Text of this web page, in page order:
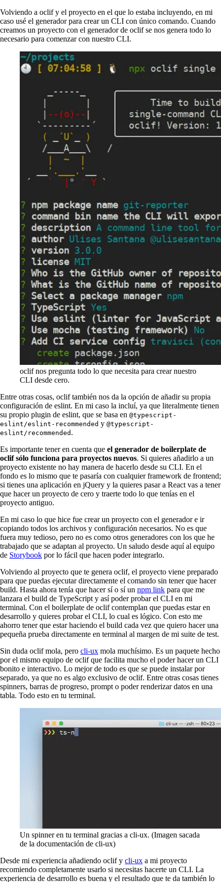
Volviendo a oclif y el proyecto en el que lo estaba incluyendo, en mi
caso usé el generador para crear un CLI con único comando. Cuando
creamos un proyecto con el generador de oclif se nos genera todo lo
necesario para comenzar con nuestro CLI.
oclif nos pregunta todo lo que necesita para crear nuestro
CLI desde cero.
Entre otras cosas, oclif también nos da la opción de añadir su propia
configuración de eslint. En mi caso la incluí, ya que literalmente tienen
su propio plugin de eslint, que se basa en @typescript-
eslint/eslint-recommended y @typescript-
eslint/recommended .
Es importante tener en cuenta que el generador de boilerplate de
oclif sólo funciona para proyectos nuevos. Si quieres añadirlo a un
proyecto existente no hay manera de hacerlo desde su CLI. En el
fondo es lo mismo que te pasaría con cualquier framework de frontend;
si tienes una aplicación en jQuery y la quieres pasar a React vas a tener
que hacer un proyecto de cero y traerte todo lo que tenías en el
proyecto antiguo.
En mi caso lo que hice fue crear un proyecto con el generador e ir
copiando todos los archivos y configuración necesarios. No es que
fuera muy tedioso, pero no es como otros generadores con los que he
trabajado que se adaptan al proyecto. Un saludo desde aquí al equipo
de Storybook por lo fácil que hacen poder integrarlo.
Volviendo al proyecto que te genera oclif, el proyecto viene preparado
para que puedas ejecutar directamente el comando sin tener que hacer
build. Hasta ahora tenía que hacer sí o sí un npm link para que me
lanzara el build de TypeScript y así poder probar el CLI en mi
terminal. Con el boilerplate de oclif contemplan que puedas estar en
desarrollo y quieres probar el CLI, lo cual es lógico. Con esto me
ahorro tener que estar haciendo el build cada vez que quiero hacer una
pequeña prueba directamente en terminal al margen de mi suite de test.
Sin duda oclif mola, pero cli-ux mola muchísimo. Es un paquete hecho
por el mismo equipo de oclif que facilita mucho el poder hacer un CLI
bonito e interactivo. Lo mejor de todo es que se puede instalar por
separado, ya que no es algo exclusivo de oclif. Entre otras cosas tienes
spinners, barras de progreso, prompt o poder renderizar datos en una
tabla. Todo esto en tu terminal.
Un spinner en tu terminal gracias a cli-ux. (Imagen sacada
de la documentación de cli-ux)
Desde mi experiencia añadiendo oclif y cli-ux a mi proyecto
recomiendo completamente usarlo si necesitas hacerte un CLI. La
experiencia de desarrollo es buena y el resultado que te da también lo